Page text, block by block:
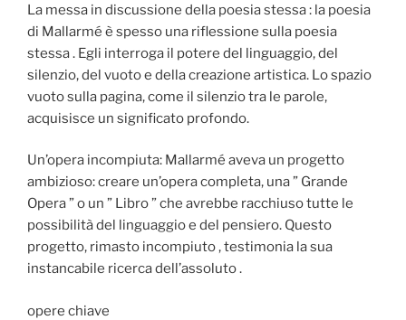
La messa in discussione della poesia stessa : la poesia
di Mallarmé è spesso una riflessione sulla poesia
stessa . Egli interroga il potere del linguaggio, del
silenzio, del vuoto e della creazione artistica. Lo spazio
vuoto sulla pagina, come il silenzio tra le parole,
acquisisce un significato profondo.
Un’opera incompiuta: Mallarmé aveva un progetto
ambizioso: creare un’opera completa, una ” Grande
Opera ” o un ” Libro ” che avrebbe racchiuso tutte le
possibilità del linguaggio e del pensiero. Questo
progetto, rimasto incompiuto , testimonia la sua
instancabile ricerca dell’assoluto .
opere chiave